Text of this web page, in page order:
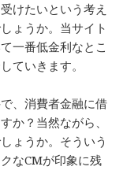
けたいという考え
ょうか。当サイト
一番低金利なとこ
ていきます。
、消費者金融に借
か？当然ながら、
ょうか。そういう
なCMが印象に残